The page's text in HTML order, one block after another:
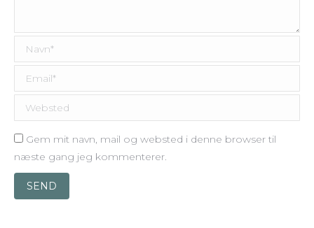
Navn *
Email *
Websted
Gem mit navn, mail og websted i denne browser til
næste gang jeg kommenterer.
SEND